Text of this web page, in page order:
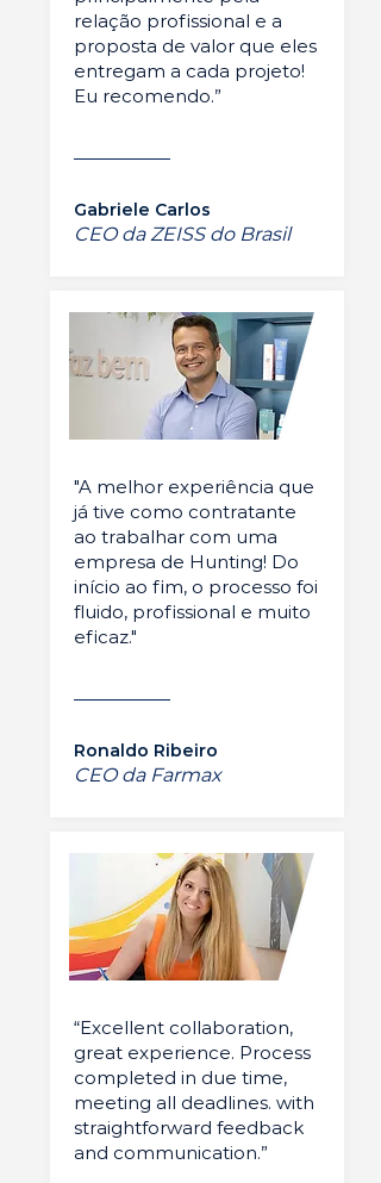
relação profissional e a
proposta de valor que eles
entregam a cada projeto!
Eu recomendo.”
Gabriele Carlos
CEO da ZEISS do Brasil
"A melhor experiência que
já tive como contratante
ao trabalhar com uma
empresa de Hunting! Do
início ao fim, o processo foi
fluido, profissional e muito
eficaz."
Ronaldo Ribeiro
CEO da Farmax
“Excellent collaboration,
great experience. Process
completed in due time,
meeting all deadlines. with
straightforward feedback
and communication.”